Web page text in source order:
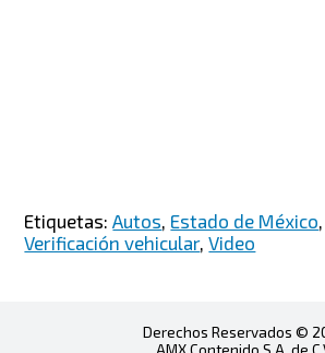
Etiquetas:Autos, Estado de México
Verificación vehicular,Video
Derechos Reservados ©